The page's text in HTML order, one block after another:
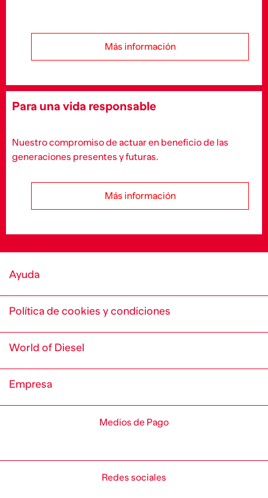
Más información
Para una vida responsable
Nuestro compromiso de actuar en beneficio de las
generaciones presentes y futuras.
Más información
Ayuda
Política de cookies y condiciones
World of Diesel
Empresa
Medios de Pago
Redes sociales